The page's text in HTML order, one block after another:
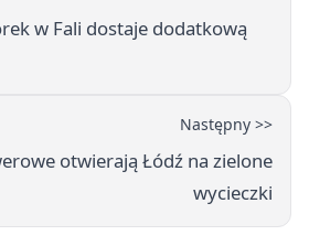
w Fali dostaje dodatkową
Następny >>
otwierają Łódź na zielone
wycieczki